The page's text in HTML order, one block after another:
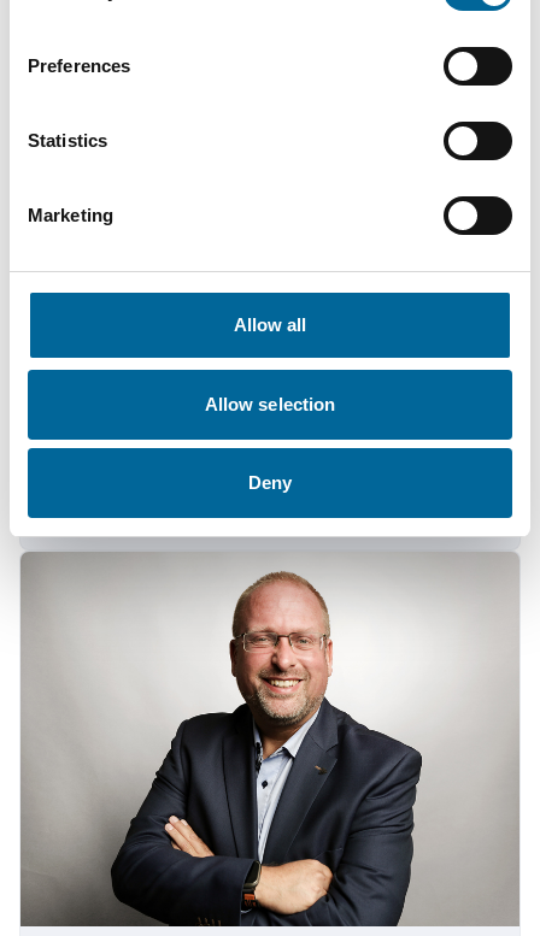
Preferences
Statistics
Marketing
Allow all
Allow selection
Deny
fabian.becher@amokabel.de